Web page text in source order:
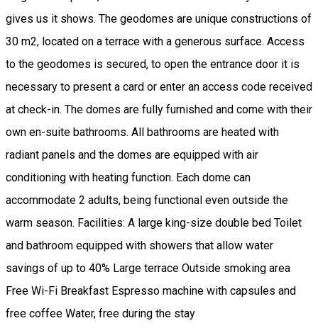
gives us it shows. The geodomes are unique constructions of
30 m2, located on a terrace with a generous surface. Access
to the geodomes is secured, to open the entrance door it is
necessary to present a card or enter an access code received
at check-in. The domes are fully furnished and come with their
own en-suite bathrooms. All bathrooms are heated with
radiant panels and the domes are equipped with air
conditioning with heating function. Each dome can
accommodate 2 adults, being functional even outside the
warm season. Facilities: A large king-size double bed Toilet
and bathroom equipped with showers that allow water
savings of up to 40% Large terrace Outside smoking area
Free Wi-Fi Breakfast Espresso machine with capsules and
free coffee Water, free during the stay